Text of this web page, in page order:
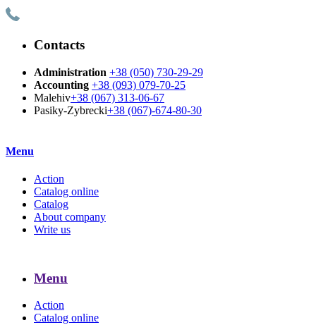
Contacts
Administration +38 (050) 730-29-29
Accounting +38 (093) 079-70-25
Malehiv+38 (067) 313-06-67
Pasiky-Zybrecki+38 (067)-674-80-30
Menu
Action
Catalog online
Catalog
About company
Write us
Menu
Action
Catalog online